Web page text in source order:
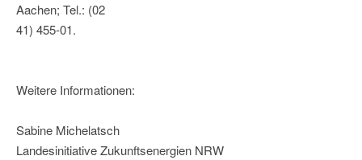
Aachen; Tel.: (02
41) 455-01.
Weitere Informationen:
Sabine Michelatsch
Landesinitiative Zukunftsenergien NRW